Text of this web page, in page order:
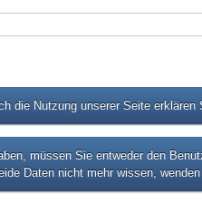
die Nutzung unserer Seite
müssen Sie entweder den
Daten nicht mehr wissen,